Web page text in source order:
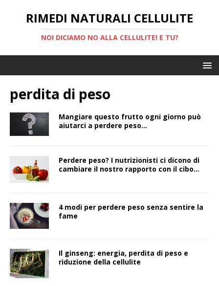
RIMEDI NATURALI CELLULITE
NOI DICIAMO NO ALLA CELLULITE! E TU?
perdita di peso
Mangiare questo frutto ogni giorno può
aiutarci a perdere peso…
Perdere peso? I nutrizionisti ci dicono di
cambiare il nostro rapporto con il cibo…
4 modi per perdere peso senza sentire la
fame
Il ginseng: energia, perdita di peso e
riduzione della cellulite